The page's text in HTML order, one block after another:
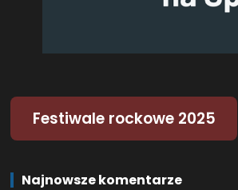
Festiwale rockowe 2025
Najnowsze komentarze